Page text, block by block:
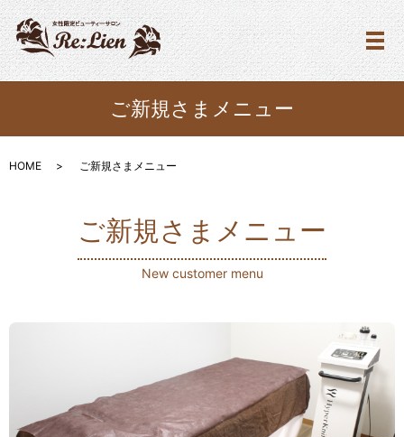
メ
ご新規さまメニュー
HOME ご新規さまメニュー
ご新規さまメニュー
New customer menu